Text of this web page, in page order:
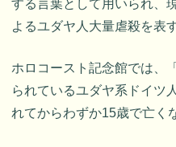
する言葉として用いられ、
よるユダヤ人大量虐殺を表
ホロコースト記念館では、
られているユダヤ系ドイツ
れてからわずか15歳で亡く